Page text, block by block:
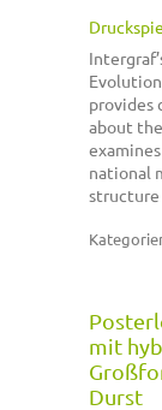
provides
about
national
structure
mit
Durst